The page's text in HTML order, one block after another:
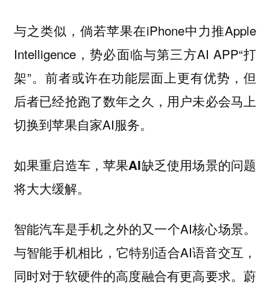
与之类似，倘若苹果在iPhone中力推Apple
Intelligence，势必面临与第三方AI APP“打
架”。前者或许在功能层面上更有优势，但
后者已经抢跑了数年之久，用户未必会马上
切换到苹果自家AI服务。
如果重启造车，苹果AI缺乏使用场景的问题
将大大缓解。
智能汽车是手机之外的又一个AI核心场景。
与智能手机相比，它特别适合AI语音交互，
同时对于软硬件的高度融合有更高要求。蔚